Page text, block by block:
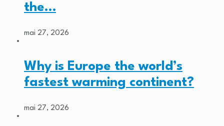
the…
mai 27, 2026
Why is Europe the world’s
fastest warming continent?
mai 27, 2026